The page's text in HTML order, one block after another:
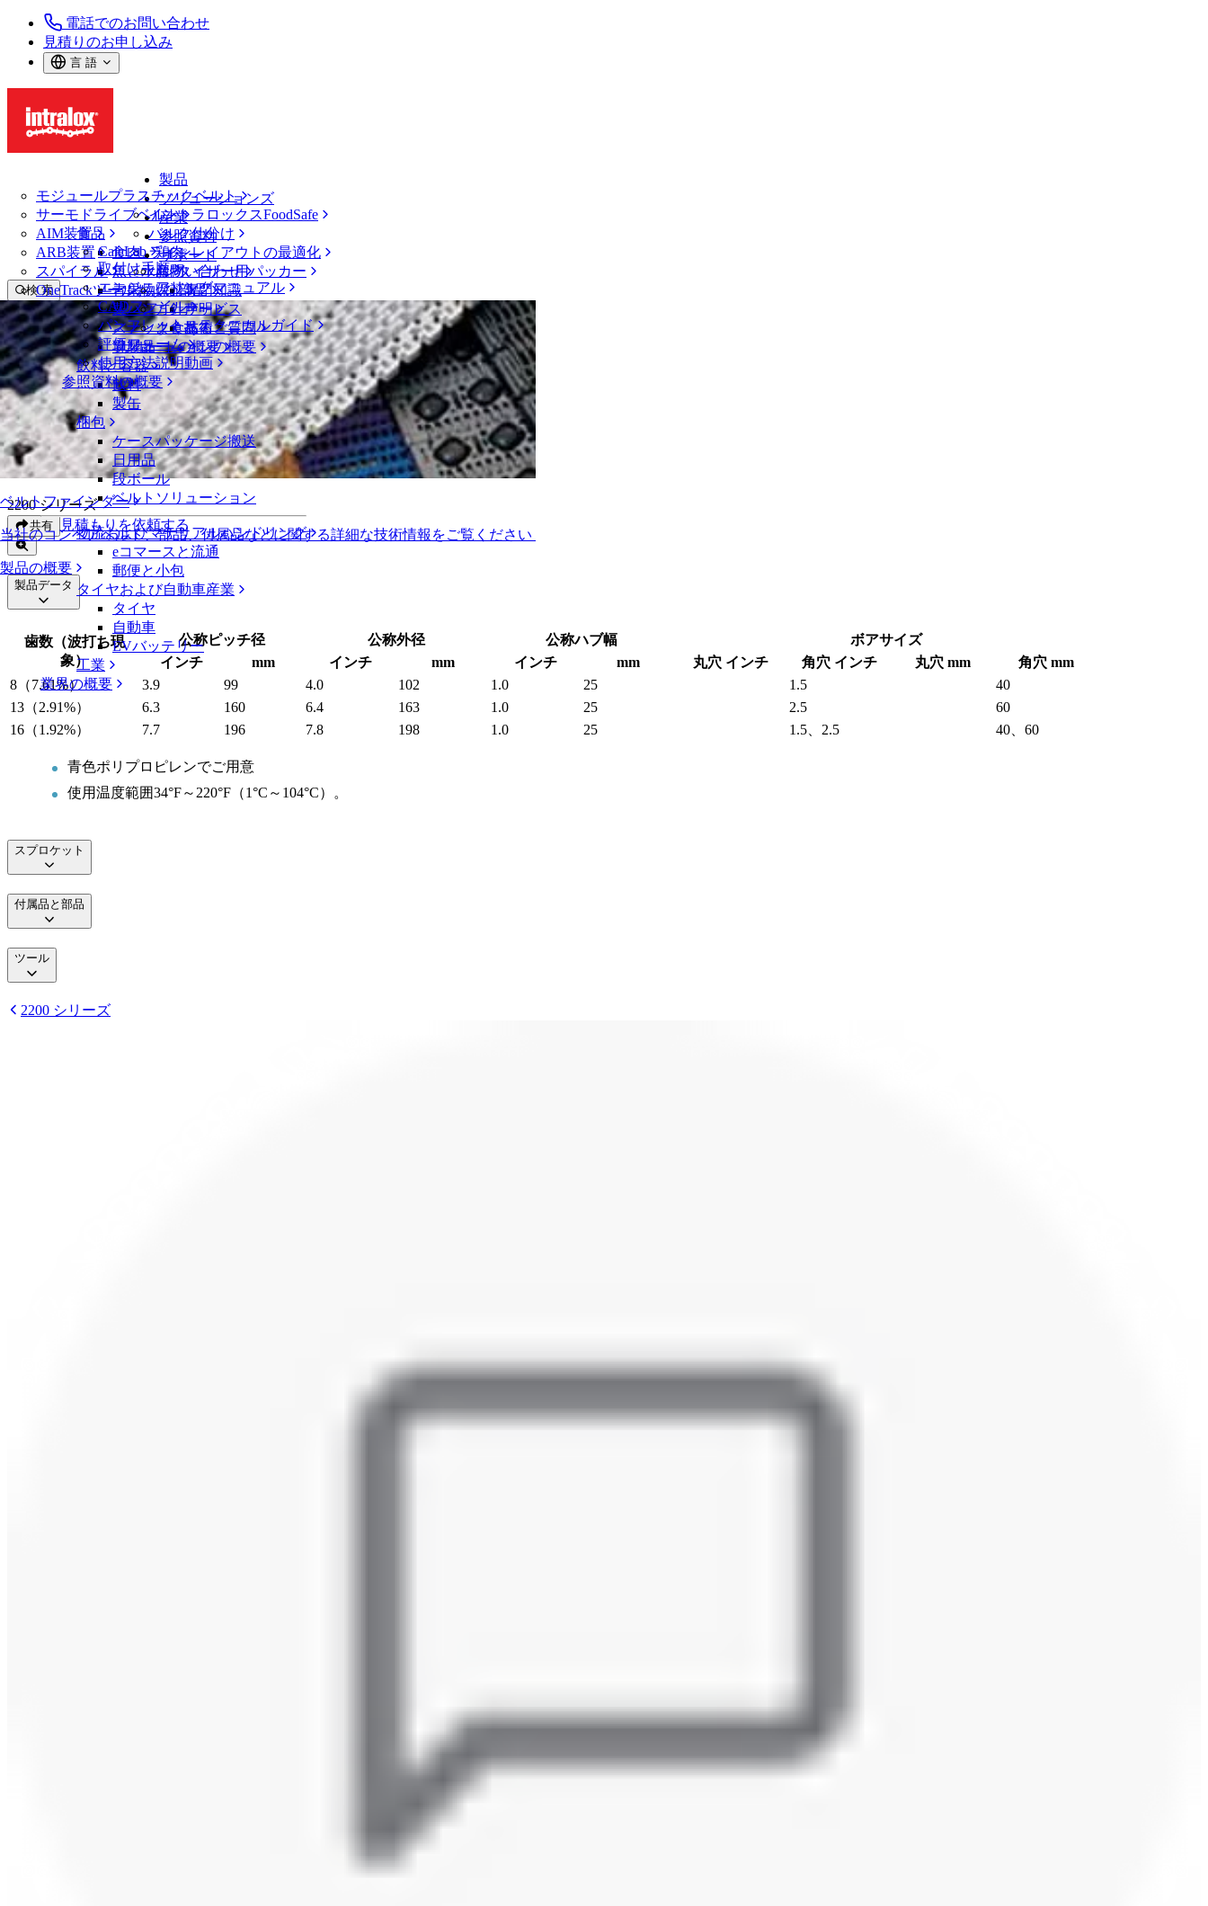
電話でのお問い合わせ
見積りのお申し込み
言 語
製品
モジュールプラスチックベルト
サーモドライブベルト
AIM装置
ARB装置
スパイラル
OneTrackツールおよび部品
ベルトファインダー
当社のコンベアベルト、部品、付属品などに関する詳細な技術情報をご覧ください
製品の概要
ソリューションズ
イントラロックスFoodSafe
バルク仕分け
ラインレイアウトの最適化
パレタイザー用パッカー
専門知識
サービス
技術
ソリューションの概要
産業
食品
食肉、鶏肉
魚と水産物
青果物
製パン
スナック食品
乳製品
飲料と容器
飲料
製缶
梱包
ケースパッケージ搬送
日用品
段ボール
ベルトソリューション
物流およびマテリアルハンドリング
eコマースと流通
郵便と小包
タイヤおよび自動車産業
タイヤ
自動車
EVバッテリー
工業
業界の概要
参照資料
CalcLab
取付け手順
エンジニアリングマニュアル
CADファイル
パンフレット・テクニカルガイド
評価フォーム
使用方法説明動画
参照資料の概要
サポート
お問い合わせ
保証
方針声明
よくあるご質問
サポートの概要
検 索
メニューを開く
ベルトファインダー
ベルトファインダー
モジュールプラスチックベルト
2200 シリーズ
成形ポリプロピレンスプロケット
成形ポリプロピレンスプロケット
2200 シリーズ
共有 見積もりを依頼する
製品データ
歯数（波打ち現
象）
公称ピッチ径 公称外径 公称ハブ幅
ボアサイズ
インチ
mm インチ mm インチ mm 丸穴 インチ 角穴 インチ 丸穴 mm
角穴 mm
8（7.61%）
3.9 99 4.0 102 1.0 25 1.5
40
13（2.91%）
6.3 160 6.4 163 1.0 25 2.5
60
16（1.92%）
7.7 196 7.8 198 1.0 25 1.5、2.5 40、60
青色ポリプロピレンでご用意
使用温度範囲34°F～220°F（1°C～104°C）。
スプロケット
付属品と部品
ツール
2200 シリーズ